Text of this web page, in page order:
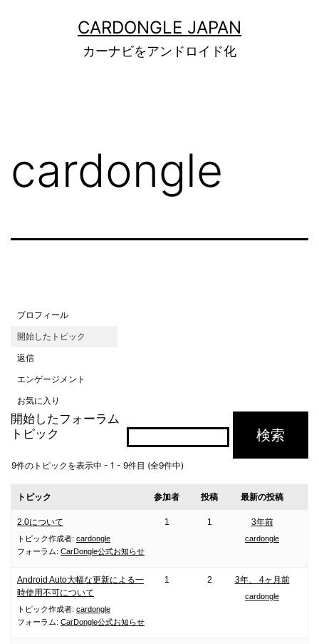
キ
CARDONGLE JAPAN
カーナビをアンドロイド化
cardongle
プロフィール
開始したトピック
返信
エンゲージメント
お気に入り
開始したフォーラム
トピック
9件のトピックを表示中 - 1 - 9件目 (全9件中)
トピック 参加者 投稿 最新の投稿
2.0について
トピック作成者: cardongle
フォーラム: CarDongle公式お知らせ
1 1 3年前
cardongle
Android Auto大幅な更新による一
時使用不可について
トピック作成者: cardongle
フォーラム: CarDongle公式お知らせ
1 2 3年、 4ヶ月前
cardongle